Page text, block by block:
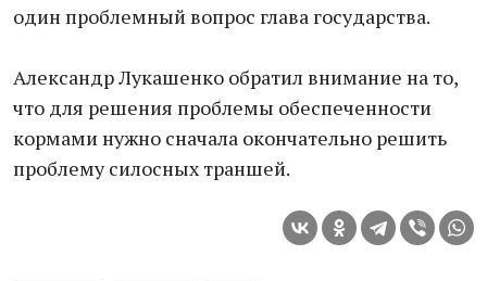
один проблемный вопрос глава государства.
Александр Лукашенко обратил внимание на то,
что для решения проблемы обеспеченности
кормами нужно сначала окончательно решить
проблему силосных траншей.